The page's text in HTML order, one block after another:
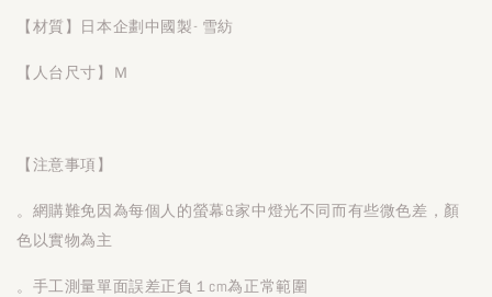
【材質】日本企劃中國製- 雪紡
【人台尺寸】Ｍ
【注意事項】
。網購難免因為每個人的螢幕&家中燈光不同而有些微色差，顏
色以實物為主
。手工測量單面誤差正負１cm為正常範圍